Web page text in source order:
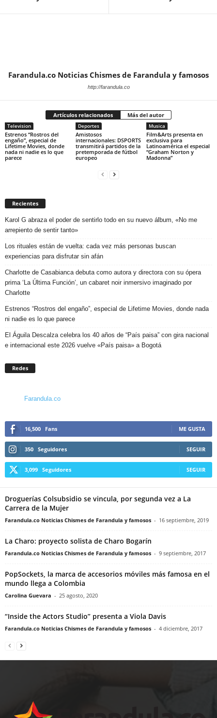
Farandula.co Noticias Chismes de Farandula y famosos
http://farandula.co
Artículos relacionados Más del autor
Television
Estrenos “Rostros del
engaño”, especial de
Lifetime Movies, donde
nada ni nadie es lo que
parece
Deportes
Amistosos
internacionales: DSPORTS
transmitirá partidos de la
pretemporada de fútbol
europeo
Musica
Film&Arts presenta en
exclusiva para
Latinoamérica el especial
“Graham Norton y
Madonna”
Recientes
Karol G abraza el poder de sentirlo todo en su nuevo álbum, «No me
arrepiento de sentir tanto»
Los rituales están de vuelta: cada vez más personas buscan
experiencias para disfrutar sin afán
Charlotte de Casabianca debuta como autora y directora con su ópera
prima ‘La Última Función’, un cabaret noir inmersivo imaginado por
Charlotte
Estrenos “Rostros del engaño”, especial de Lifetime Movies, donde nada
ni nadie es lo que parece
El Águila Descalza celebra los 40 años de “País paisa” con gira nacional
e internacional este 2026 vuelve «País paisa» a Bogotá
Redes
Farandula.co
16,500 Fans ME GUSTA
350 Seguidores SEGUIR
3,099 Seguidores SEGUIR
Droguerías Colsubsidio se vincula, por segunda vez a La
Carrera de la Mujer
Farandula.co Noticias Chismes de Farandula y famosos - 16 septiembre, 2019
La Charo: proyecto solista de Charo Bogarín
Farandula.co Noticias Chismes de Farandula y famosos - 9 septiembre, 2017
PopSockets, la marca de accesorios móviles más famosa en el
mundo llega a Colombia
Carolina Guevara - 25 agosto, 2020
“Inside the Actors Studio” presenta a Viola Davis
Farandula.co Noticias Chismes de Farandula y famosos - 4 diciembre, 2017